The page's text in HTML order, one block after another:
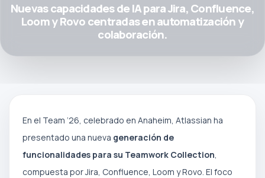
Nuevas capacidades de IA para Jira, Confluence,
Loom y Rovo centradas en automatización y
colaboración.
En el Team ‘26, celebrado en Anaheim, Atlassian ha
presentado una nueva generación de
funcionalidades para su Teamwork Collection,
compuesta por Jira, Confluence, Loom y Rovo. El foco